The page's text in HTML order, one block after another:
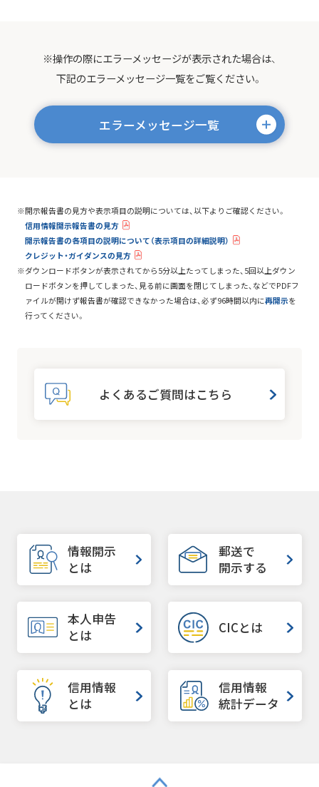
※操作の際にエラーメッセージが表示された場合は、
下記のエラーメッセージ一覧をご覧ください。
エラーメッセージ一覧
開示報告書の見方や表示項目の説明については、以下よりご確認ください。
信用情報開示報告書の見方
開示報告書の各項目の説明について（表示項目の詳細説明）
クレジット・ガイダンスの見方
ダウンロードボタンが表示されてから5分以上たってしまった、5回以上ダウン
ロードボタンを押してしまった、見る前に画面を閉じてしまった、などでPDFフ
ァイルが開けず報告書が確認できなかった場合は、必ず96時間以内に再開示を
行ってください。
よくあるご質問はこちら
情報開示
とは
郵送で
開示する
本人申告
とは
CICとは
信用情報
とは
信用情報
統計データ